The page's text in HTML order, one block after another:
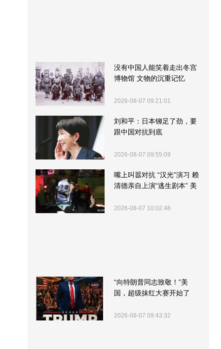
没有中国人能笑着走出冬宫
博物馆 文物的沉重记忆
2026-08-07 09:21:01
刘和平：日本铆足了劲，要
跟中国对抗到底
2026-08-07 09:55:09
嘴上叫嚣对抗 “汉光”演习 赖
清德亲自上演“逃生剧本” 美
2026-08-07 10:02:48
“向特朗普同志致敬！”美
国，超级抹红大赛开始了
2026-08-07 09:43:32